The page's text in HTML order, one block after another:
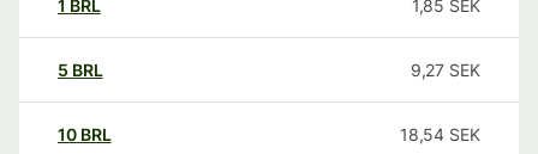
1 BRL 1,85 SEK
5 BRL 9,27 SEK
10 BRL 18,54 SEK